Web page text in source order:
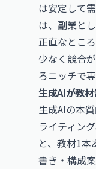
は安定して
は、副業と
正直なとこ
少なく競合
ろニッチで
生成AIが教
生成AIの本
ライティン
と、教材1
書き・構成